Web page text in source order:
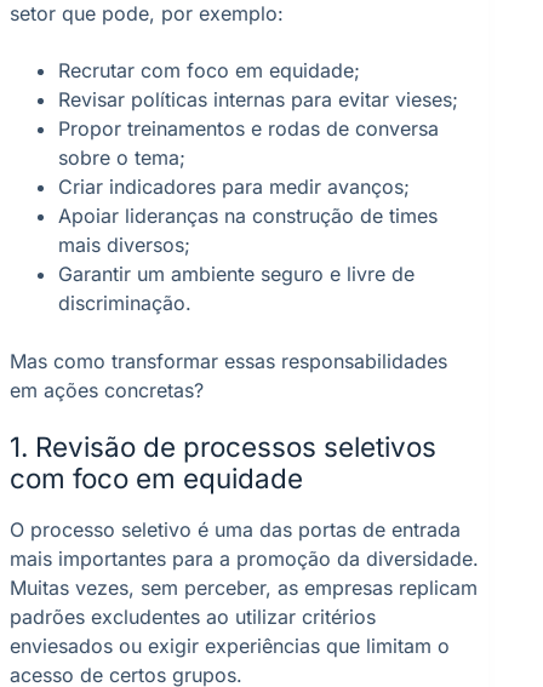
setor que pode, por exemplo:
Recrutar com foco em equidade;
Revisar políticas internas para evitar vieses;
Propor treinamentos e rodas de conversa
sobre o tema;
Criar indicadores para medir avanços;
Apoiar lideranças na construção de times
mais diversos;
Garantir um ambiente seguro e livre de
discriminação.
Mas como transformar essas responsabilidades
em ações concretas?
1. Revisão de processos seletivos
com foco em equidade
O processo seletivo é uma das portas de entrada
mais importantes para a promoção da diversidade.
Muitas vezes, sem perceber, as empresas replicam
padrões excludentes ao utilizar critérios
enviesados ou exigir experiências que limitam o
acesso de certos grupos.